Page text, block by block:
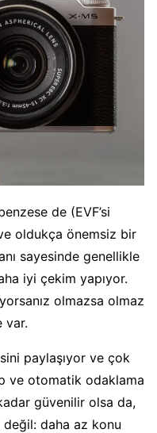
de (EVF’si
oldukça önemsiz bir
sayesinde genellikle
iyi çekim yapıyor.
olmazsa olmaz
var.
paylaşıyor ve çok
ve otomatik odaklama
güvenilir olsa da,
değil: daha az konu